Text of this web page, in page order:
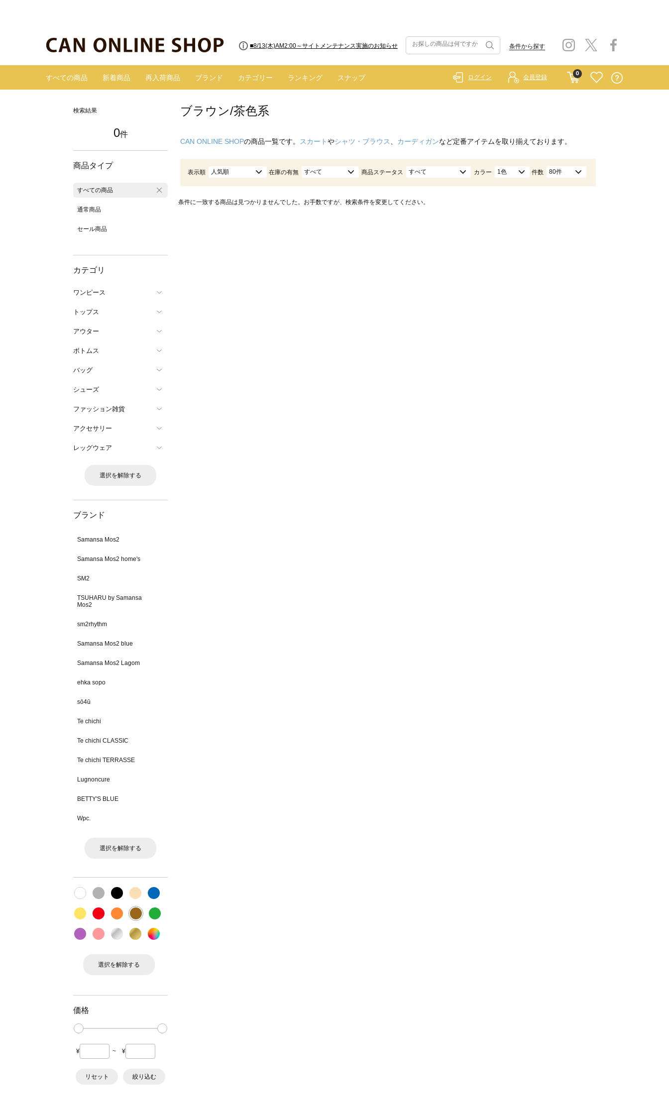
■8/13(木)AM2:00～サイトメンテナンス実施のお知らせ 条件から探す
すべての商品 新着商品 再入荷商品 ブランド カテゴリー ランキング スナップ
0
ログイン 会員登録
検索結果
0件
商品タイプ
すべての商品
通常商品
セール商品
カテゴリ
ワンピース
トップス
アウター
ボトムス
バッグ
シューズ
ファッション雑貨
アクセサリー
レッグウェア
選択を解除する
ブランド
Samansa Mos2
Samansa Mos2 home's
SM2
TSUHARU by Samansa
Mos2
sm2rhythm
Samansa Mos2 blue
Samansa Mos2 Lagom
ehka sopo
sō4ū
Te chichi
Te chichi CLASSIC
Te chichi TERRASSE
Lugnoncure
BETTY'S BLUE
Wpc.
選択を解除する
選択を解除する
価格
¥ ~ ¥
リセット 絞り込む
ブラウン/茶色系
CAN ONLINE SHOPの商品一覧です。 スカートやシャツ・ブラウス カーディガンなど定番アイテムを取り揃えております。
表示順 人気順 在庫の有無 すべて 商品ステータス すべて カラー 1色 件数 80件
条件に一致する商品は見つかりませんでした。お手数ですが、検索条件を変更してください。